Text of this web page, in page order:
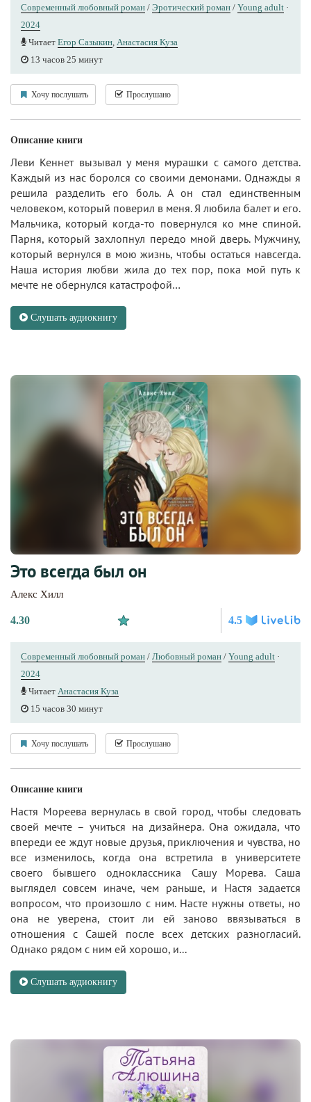
Современный любовный роман / Эротический роман / Young adult ·
2024
Читает Егор Сазыкин, Анастасия Куза
13 часов 25 минут
Хочу послушать Прослушано
Описание книги
Леви Кеннет вызывал у меня мурашки с самого детства.
Каждый из нас боролся со своими демонами. Однажды я
решила разделить его боль. А он стал единственным
человеком, который поверил в меня. Я любила балет и его.
Мальчика, который когда-то повернулся ко мне спиной.
Парня, который захлопнул передо мной дверь. Мужчину,
который вернулся в мою жизнь, чтобы остаться навсегда.
Наша история любви жила до тех пор, пока мой путь к
мечте не обернулся катастрофой…
Слушать аудиокнигу
Это всегда был он
Алекс Хилл
4.30 4.5
Современный любовный роман / Любовный роман / Young adult ·
2024
Читает Анастасия Куза
15 часов 30 минут
Хочу послушать Прослушано
Описание книги
Настя Мореева вернулась в свой город, чтобы следовать
своей мечте – учиться на дизайнера. Она ожидала, что
впереди ее ждут новые друзья, приключения и чувства, но
все изменилось, когда она встретила в университете
своего бывшего одноклассника Сашу Морева. Саша
выглядел совсем иначе, чем раньше, и Настя задается
вопросом, что произошло с ним. Насте нужны ответы, но
она не уверена, стоит ли ей заново ввязываться в
отношения с Сашей после всех детских разногласий.
Однако рядом с ним ей хорошо, и...
Слушать аудиокнигу